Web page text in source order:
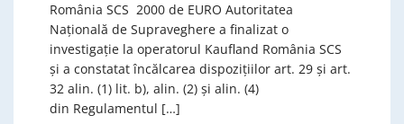
România SCS 2000 de EURO Autoritatea
Națională de Supraveghere a finalizat o
investigație la operatorul Kaufland România SCS
și a constatat încălcarea dispozițiilor art. 29 și art.
32 alin. (1) lit. b), alin. (2) și alin. (4)
din Regulamentul […]